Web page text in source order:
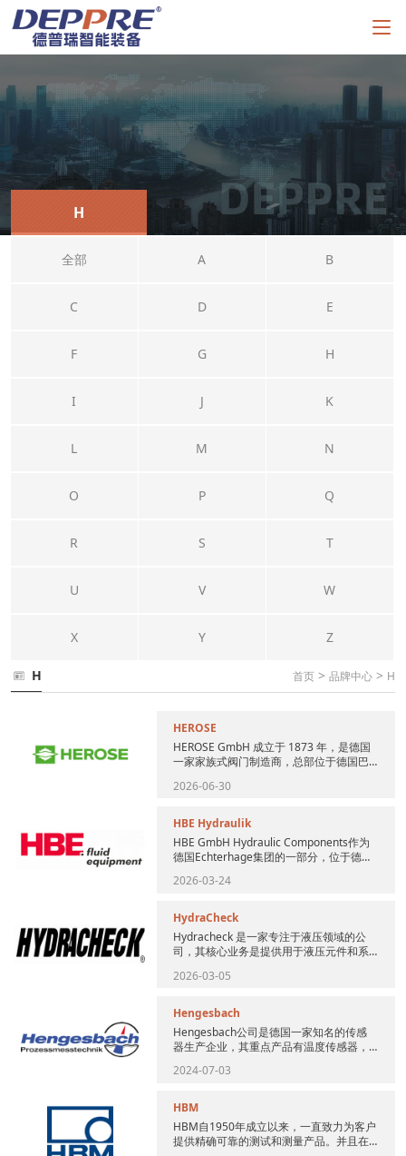
H
全部 A B
C D E
F G H
I J K
L M N
O P Q
R S T
U V W
X Y Z
H 首页 > 品牌中心 > H
HEROSE
HEROSE GmbH 成立于 1873 年，是德国
一家家族式阀门制造商，总部位于德国巴
安全阀...
2026-06-30
HBE Hydraulik
HBE GmbH Hydraulic Components作为
德国Echterhage集团的一部分，位于德国
2026-03-24
HydraCheck
Hydracheck 是一家专注于液压领域的公
司，其核心业务是提供用于液压元件和系
仪器与产品。品牌致...
2026-03-05
Hengesbach
Hengesbach公司是德国一家知名的传感
器生产企业，其重点产品有温度传感器，
电导率等。Henge...
2024-07-03
HBM
HBM自1950年成立以来，一直致力为客户
提供精确可靠的测试和测量产品。并且在